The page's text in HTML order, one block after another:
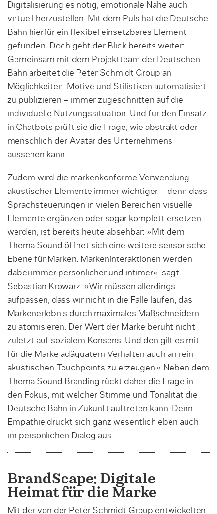
Digi­talisierung es nötig, emotionale Nähe auch
virtuell herzustellen. Mit dem Puls hat die Deutsche
Bahn hierfür ein flexibel einsetzbares Element
gefunden. Doch geht der Blick bereits weiter:
Gemeinsam mit dem Pro­jektteam der Deutschen
Bahn arbeitet die Peter Schmidt Group an
Möglichkeiten, Motive und Stilistiken automatisiert
zu publizieren – immer zu­geschnitten auf die
individuelle Nutzungssituation. Und für den Einsatz
in Chatbots prüft sie die Frage, wie abstrakt oder
menschlich der Avatar des Unternehmens
aussehen kann.
Zudem wird die markenkonforme Verwendung
akustischer Elemente immer wichtiger – denn dass
Sprachsteuerungen in vielen Bereichen visuelle
Elemente ergänzen oder sogar komplett ersetzen
werden, ist bereits heute absehbar: »Mit dem
Thema Sound öffnet sich eine weitere sensorische
Ebene für Marken. Markeninteraktionen werden
dabei immer persönlicher und intimer«, sagt
Sebastian Krowarz. »Wir müssen allerdings
aufpassen, dass wir nicht in die Falle laufen, das
Markenerlebnis durch maxi­males Maßschneidern
zu atomisieren. Der Wert der Marke beruht nicht
zuletzt auf sozialem Konsens. Und den gilt es mit
für die Marke adäquatem Verhalten auch an rein
akustischen Touchpoints zu erzeugen.« Neben dem
Thema Sound Branding rückt daher die Frage in
den Fokus, mit welcher Stimme und Tonalität die
Deutsche Bahn in Zukunft auftreten kann. Denn
Empathie drückt sich ganz wesentlich eben auch
im persönlichen Dialog aus.
BrandScape: Digitale
Heimat für die Marke
Mit der von der Peter Schmidt Group entwickelten